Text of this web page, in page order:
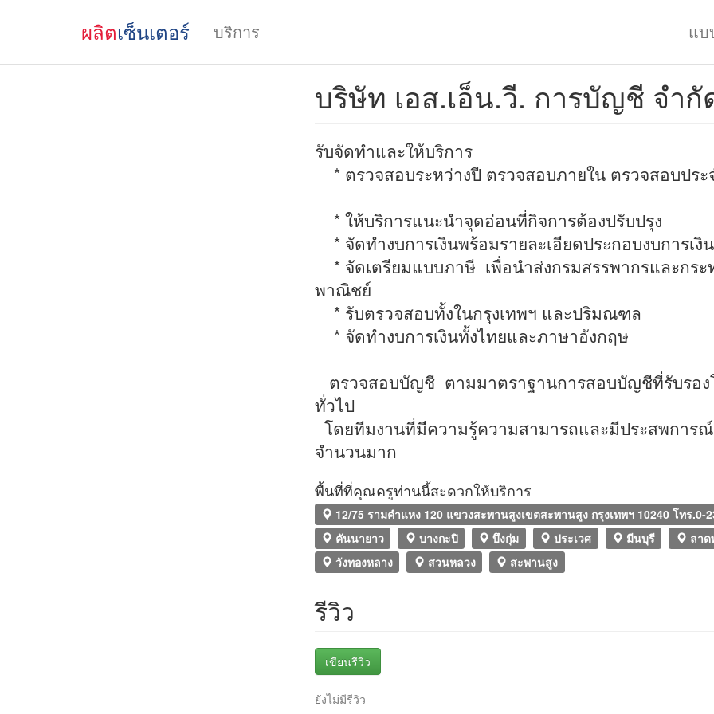
ผลิตเซ็นเตอร์ บริการ แ
บริษัท เอส.เอ็น.วี. การบัญชี จำกั
รับจัดทำและให้บริการ
* ตรวจสอบระหว่างปี ตรวจสอบภายใน ตรวจสอบปร
* ให้บริการแนะนำจุดอ่อนที่กิจการต้องปรับปรุง
* จัดทำงบการเงินพร้อมรายละเอียดประกอบงบการ
* จัดเตรียมแบบภาษี เพื่อนำส่งกรมสรรพากรและกระ
พาณิชย์
* รับตรวจสอบทั้งในกรุงเทพฯ และปริมณฑล
* จัดทำงบการเงินทั้งไทยและภาษาอังกฤษ
ตรวจสอบบัญชี ตามมาตราฐานการสอบบัญชีที่รับรอง
ทั่วไป
โดยทีมงานที่มีความรู้ความสามารถและมีประสพการณ์
จำนวนมาก
พื้นที่ที่คุณครูท่านนี้สะดวกให้บริการ
12/75 รามคำแหง 120 แขวงสะพานสูงเขตสะพานสูง กรุงเทพฯ 10240 โทร.0-
คันนายาว
บางกะปิ บึงกุ่ม ประเวศ มีนบุรี
ลาด
วังทองหลาง
สวนหลวง สะพานสูง
รีวิว
เขียนรีวิว
ยังไม่มีรีวิว